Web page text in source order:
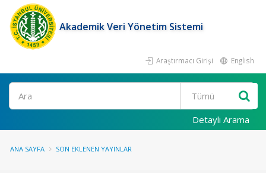
Akademik Veri Yönetim Sistemi
Araştırmacı Girişi English
Ara
Detaylı Arama
ANA SAYFA SON EKLENEN YAYINLAR